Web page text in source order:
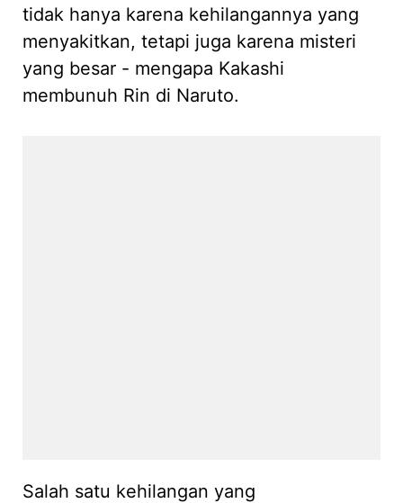
tidak hanya karena kehilangannya yang
menyakitkan, tetapi juga karena misteri
yang besar - mengapa Kakashi
membunuh Rin di Naruto.
Salah satu kehilangan yang